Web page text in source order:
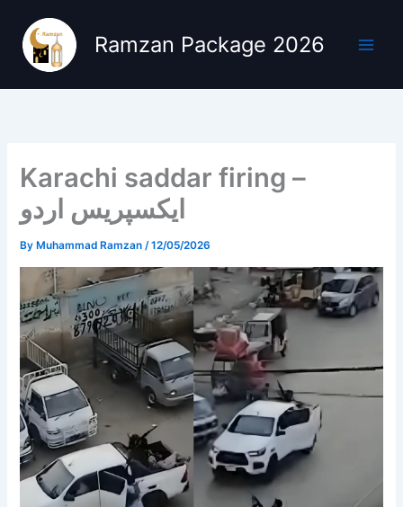
content
Ramzan Package 2026
Karachi saddar firing –
ایکسپریس اردو
By Muhammad Ramzan/12/05/2026